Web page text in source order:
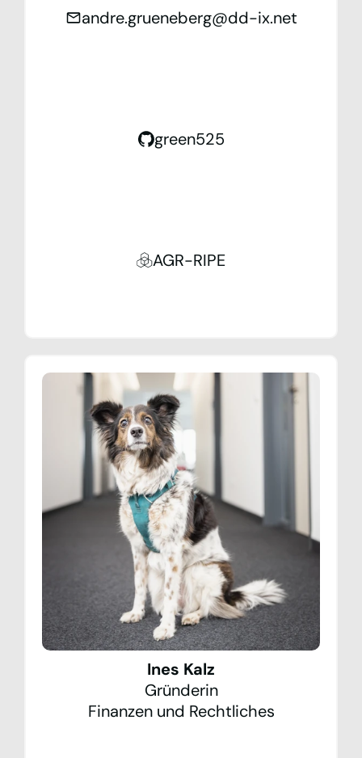
andre.grueneberg@dd-ix.net
green525
AGR-RIPE
Ines Kalz
Gründerin
Finanzen und Rechtliches